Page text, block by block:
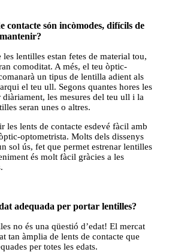
contacte són incòmodes, difícils de
les lentilles estan fetes de material tou,
comoditat. A més, el teu òptic-
un tipus de lentilla adient als
el teu ull. Segons quantes hores les
les mesures del teu ull i la
seran unes o altres.
les lents de contacte esdevé fàcil amb
optometrista. Molts dels dissenys
sol ús, fet que permet estrenar lentilles
és molt fàcil gràcies a les
adequada per portar lentilles?
no és una qüestió d’edat! El mercat
tan àmplia de lents de contacte que
per totes les edats.